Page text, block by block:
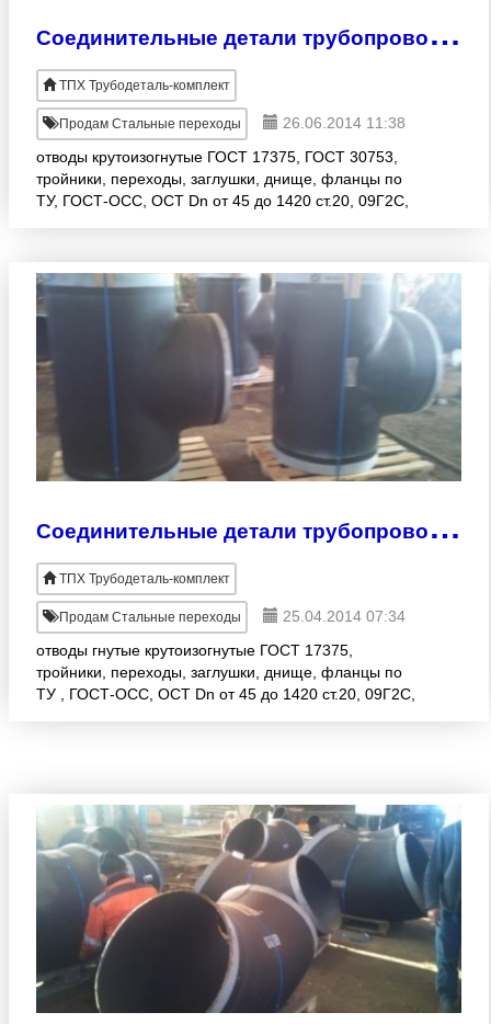
С
оединительные детали трубопроводов от российских производителей по низким ценам
ТПХ Трубодеталь-комплект
Продам Стальные переходы
26.06.2014 11:38
отводы крутоизогнутые ГОСТ 17375, ГОСТ 30753,
тройники, переходы, заглушки, днище, фланцы по
ТУ, ГОСТ-ОСС, ОСТ Dn от 45 до 1420 ст.20, 09Г2С,
С
оединительные детали трубопроводов - весь сортамент в наличии на складе
ТПХ Трубодеталь-комплект
Продам Стальные переходы
25.04.2014 07:34
отводы гнутые крутоизогнутые ГОСТ 17375,
тройники, переходы, заглушки, днище, фланцы по
ТУ , ГОСТ-ОСС, ОСТ Dn от 45 до 1420 ст.20, 09Г2С,